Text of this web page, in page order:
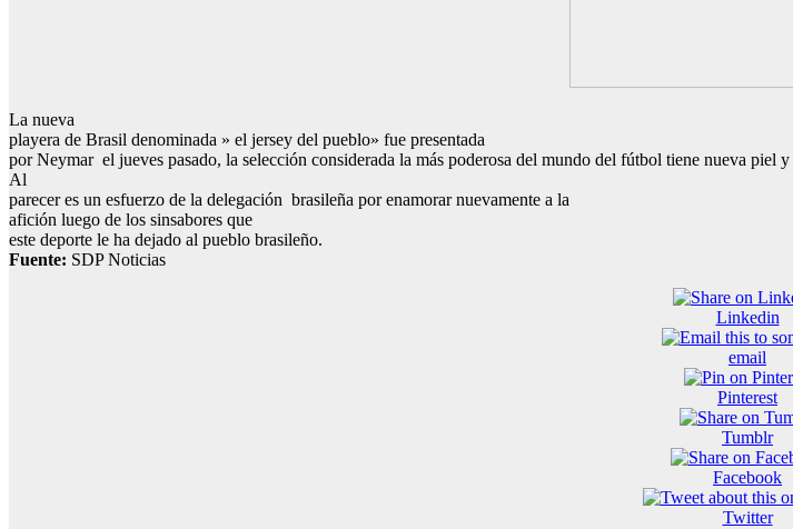
La nueva
playera de Brasil denominada » el jersey del pueblo» fue presentada
por Neymar el jueves pasado, la selección considerada la más poderosa del mundo del fútbol tiene nueva piel
Al
parecer es un esfuerzo de la delegación brasileña por enamorar nuevamente a la
afición luego de los sinsabores que
este deporte le ha dejado al pueblo brasileño.
Fuente: SDP Noticias
Linkedin
email
Pinterest
Tumblr
Facebook
Twitter